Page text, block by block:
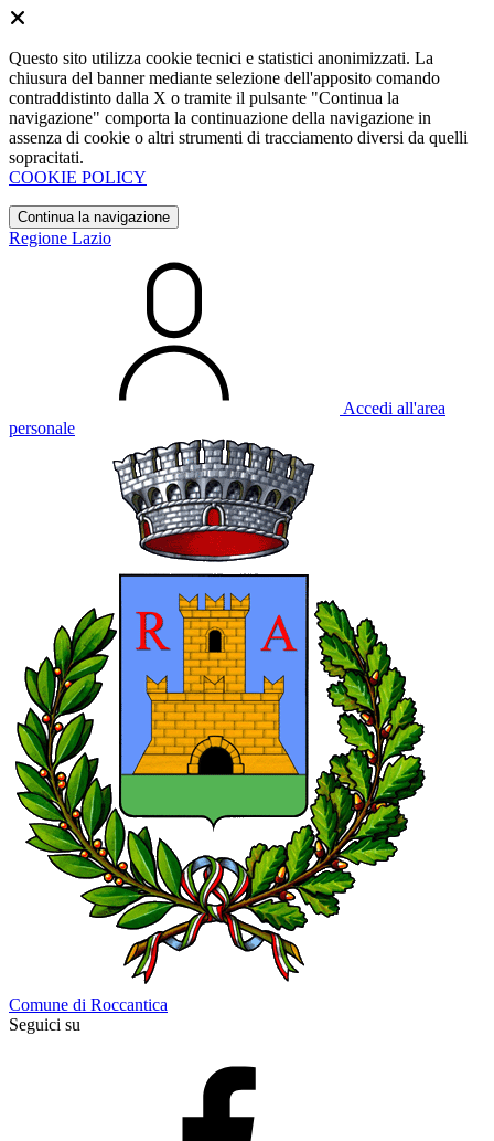
Questo sito utilizza cookie tecnici e statistici anonimizzati. La
chiusura del banner mediante selezione dell'apposito comando
contraddistinto dalla X o tramite il pulsante "Continua la
navigazione" comporta la continuazione della navigazione in
assenza di cookie o altri strumenti di tracciamento diversi da quelli
sopracitati.
COOKIE POLICY
Continua la navigazione
Regione Lazio
Accedi all'area
personale
Comune di Roccantica
Seguici su